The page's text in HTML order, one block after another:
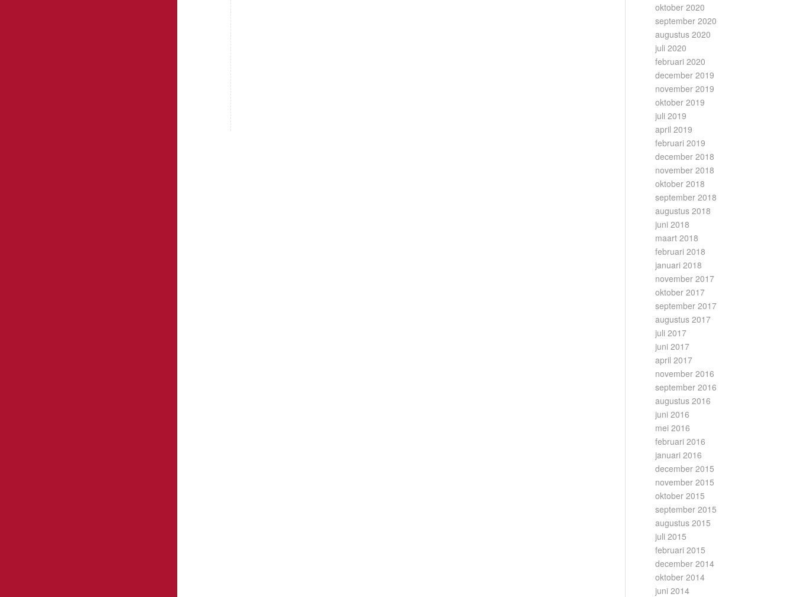
oktober 2020
september 2020
augustus 2020
juli 2020
februari 2020
december 2019
november 2019
oktober 2019
juli 2019
april 2019
februari 2019
december 2018
november 2018
oktober 2018
september 2018
augustus 2018
juni 2018
maart 2018
februari 2018
januari 2018
november 2017
oktober 2017
september 2017
augustus 2017
juli 2017
juni 2017
april 2017
november 2016
september 2016
augustus 2016
juni 2016
mei 2016
februari 2016
januari 2016
december 2015
november 2015
oktober 2015
september 2015
augustus 2015
juli 2015
februari 2015
december 2014
oktober 2014
juni 2014